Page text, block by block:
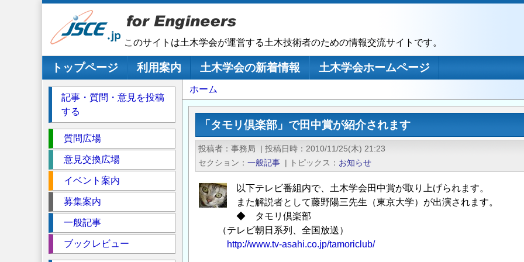
このサイトは土木学会が運営する土木技術者のための情報交流サイトです。
メインナビゲーション
トップページ 利用案内 土木学会の新着情報
土木学会ホームページ
パ
ン
ず
ホーム
「タモリ倶楽部」で田中賞が紹介されます
投稿者 事務局 | 投稿日時
2010/11/25(木) 21:23
セクション
一般記事 | トピックス お知らせ
以下テレビ番組内で、土木学会田中賞が取り上げられます。
また解説者として藤野陽三先生（東京大学）が出演されます。
◆ タモリ倶楽部
（テレビ朝日系列、全国放送）
http://www.tv-asahi.co.jp/tamoriclub/
記事・質問・意見を投稿
する
ク
シ
質問広場
意見交換広場
イベント案内
募集案内
一般記事
ブックレビュー